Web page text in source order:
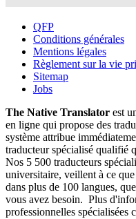
QFP
Conditions générales
Mentions légales
Règlement sur la vie
Sitemap
Jobs
The Native Translator est
en ligne qui propose des
système attribue
traducteur spécialisé qualifié
Nos 5 500 traducteurs
universitaire, veillent à ce
dans plus de 100 langues,
vous avez besoin. Plus
professionnelles spécialisées